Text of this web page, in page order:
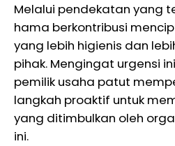
Melalui pendekatan yang
hama berkontribusi
yang lebih higienis dan
pihak. Mengingat urgensi
pemilik usaha patut
langkah proaktif untuk
yang ditimbulkan oleh
ini.